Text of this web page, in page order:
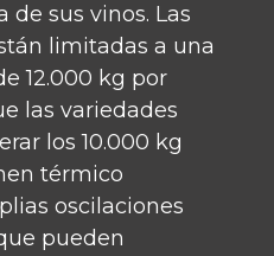
de sus vinos. Las
limitadas a una
12.000 kg por
las variedades
los 10.000 kg
térmico
oscilaciones
pueden